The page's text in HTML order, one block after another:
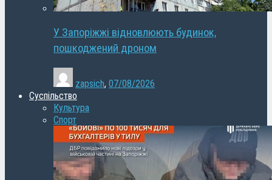
У Запоріжжі відновлюють будинок,
пошкоджений дроном
zapsich, 07/08/2026
Суспільство
Культура
Спорт